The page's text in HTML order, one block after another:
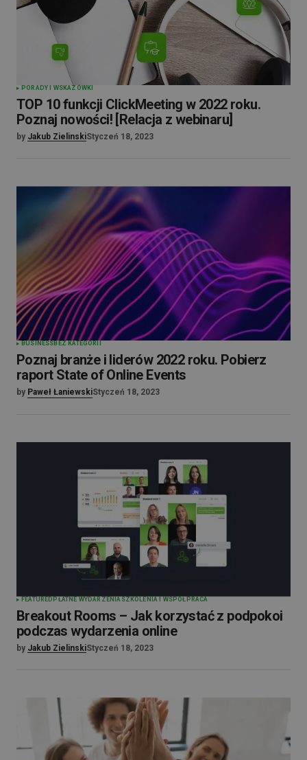
PORADY I WSKAZÓWKI
TOP 10 funkcji ClickMeeting w 2022 roku.
Poznaj nowości! [Relacja z webinaru]
by Jakub ZielinskiStyczeń 18, 2023
BUSINESS BEZ KATEGORII
Poznaj branże i liderów 2022 roku. Pobierz
raport State of Online Events
by Paweł ŁaniewskiStyczeń 18, 2023
FEATURED PŁATNE WYDARZENIA SZKOLENIA I WSPÓŁPRACA
Breakout Rooms – Jak korzystać z podpokoi
podczas wydarzenia online
by Jakub ZielinskiStyczeń 18, 2023